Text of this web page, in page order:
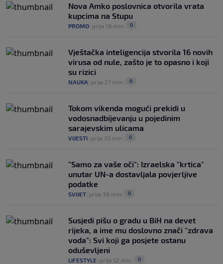
KOŠARKA|prije 6 h| 0
Nova Amko poslovnica otvorila vrata
kupcima na Stupu
PROMO prije 18 min 0
Vještačka inteligencija stvorila 16 novih
virusa od nule, zašto je to opasno i koji
su rizici
NAUKA prije 27 min 0
Tokom vikenda mogući prekidi u
vodosnadbijevanju u pojedinim
sarajevskim ulicama
VIJESTI prije 35 min 0
"Samo za vaše oči": Izraelska "krtica"
unutar UN-a dostavljala povjerljive
podatke
SVIJET prije 39 min 0
Susjedi pišu o gradu u BiH na devet
rijeka, a ime mu doslovno znači "zdrava
voda": Svi koji ga posjete ostanu
oduševljeni
LIFESTYLE prije 52 min 0